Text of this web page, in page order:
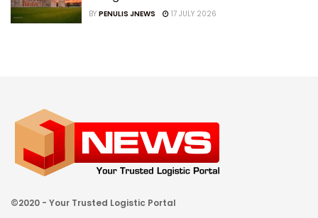
BY PENULIS JNEWS 17 JULY 2026
©2020 - Your Trusted Logistic Portal